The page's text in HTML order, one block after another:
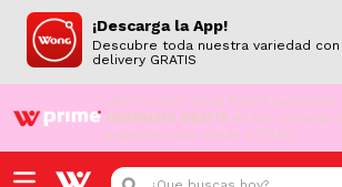
¡Descarga la App!
Descubre toda nuestra variedad con
delivery GRATIS
¡Aún no eres Wong Prime! Aprovecha
DESPACHO GRATIS en tus compras
supermercado desde S/79.90
¿Que buscas hoy?
Cargando comentarios...